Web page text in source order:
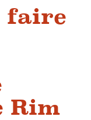
faire
Rim